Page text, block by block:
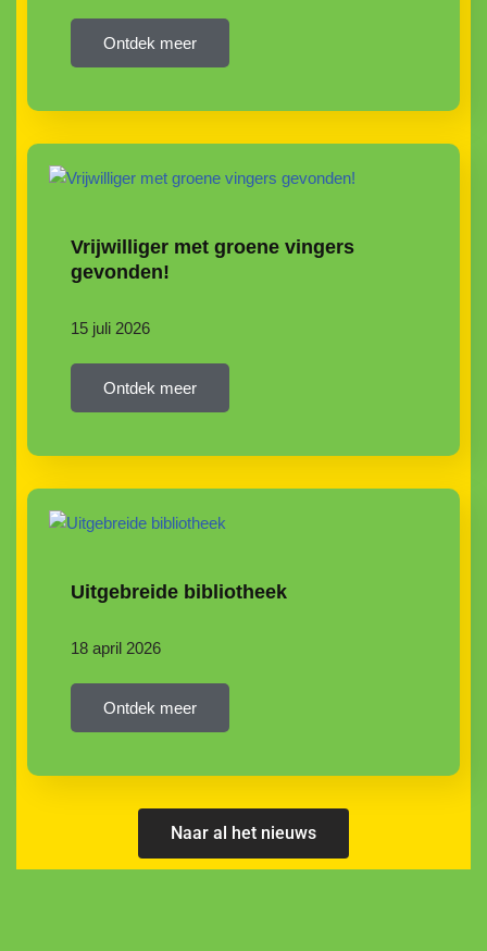
Ontdek meer
Vrijwilliger met groene vingers
gevonden!
15 juli 2026
Ontdek meer
Uitgebreide bibliotheek
18 april 2026
Ontdek meer
Naar al het nieuws